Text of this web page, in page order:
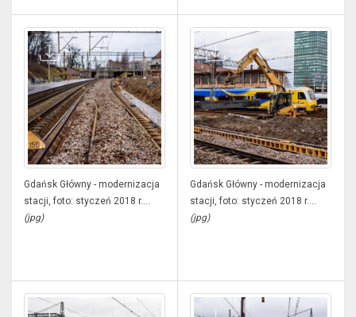
Gdańsk Główny - modernizacja
stacji, foto: styczeń 2018 r....
(jpg)
Gdańsk Główny - modernizacja
stacji, foto: styczeń 2018 r....
(jpg)